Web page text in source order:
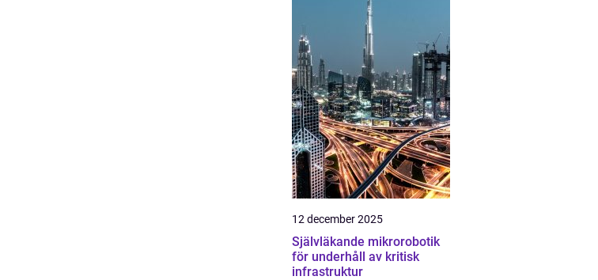
12 december 2025
Självläkande mikrorobotik
för underhåll av kritisk
infrastruktur